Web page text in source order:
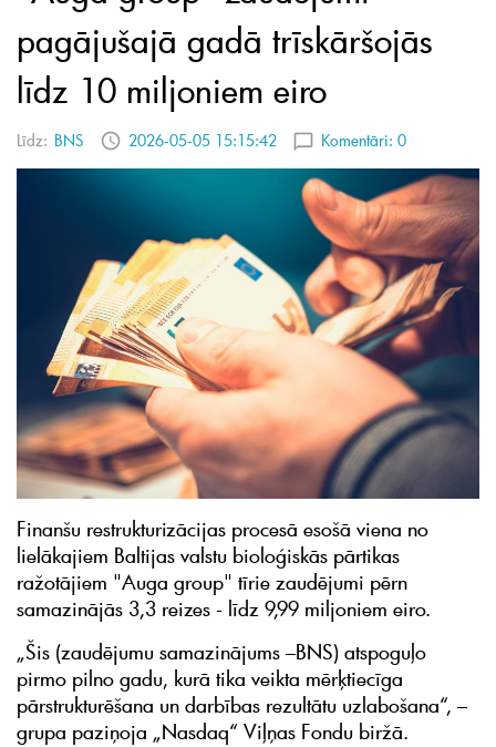
pagājušajā gadā trīskāršojās
līdz 10 miljoniem eiro
Līdz: BNS 2026-05-05 15:15:42 Komentāri: 0
Finanšu restrukturizācijas procesā esošā viena no
lielākajiem Baltijas valstu bioloģiskās pārtikas
ražotājiem "Auga group" tīrie zaudējumi pērn
samazinājās 3,3 reizes - līdz 9,99 miljoniem eiro.
„Šis (zaudējumu samazinājums –BNS) atspoguļo
pirmo pilno gadu, kurā tika veikta mērķtiecīga
pārstrukturēšana un darbības rezultātu uzlabošana“, –
grupa paziņoja „Nasdaq“ Viļņas Fondu biržā.